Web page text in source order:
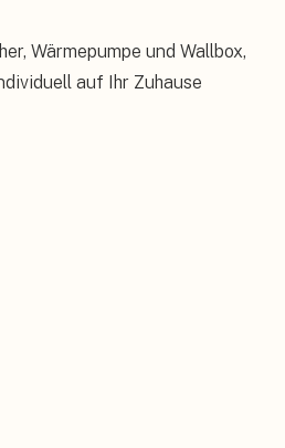
Wärmepumpe und Wallbox,
auf Ihr Zuhause